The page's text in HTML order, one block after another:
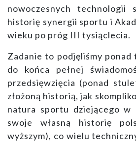
nowoczesnych technologii
historię synergii sportu i
wieku po próg III tysiąclecia.
Zadanie to podjęliśmy ponad
do końca pełnej
przedsięwzięcia (ponad
złożoną historią, jak
natura sportu dziejącego w
swoje własną historię
wyższym), co wielu